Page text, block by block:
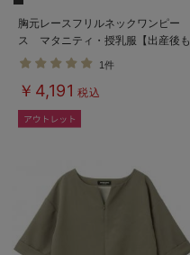
胸元レースフリルネックワンピー
ス マタニティ・授乳服【出産後も
長く使える】
1件
￥4,191 税込